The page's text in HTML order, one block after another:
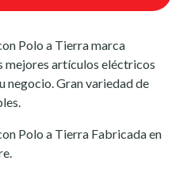
Polo a Tierra marca
mejores artículos eléctricos
negocio. Gran variedad de
Polo a Tierra Fabricada en